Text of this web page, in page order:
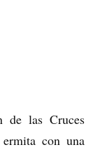
de las Cruces
con una